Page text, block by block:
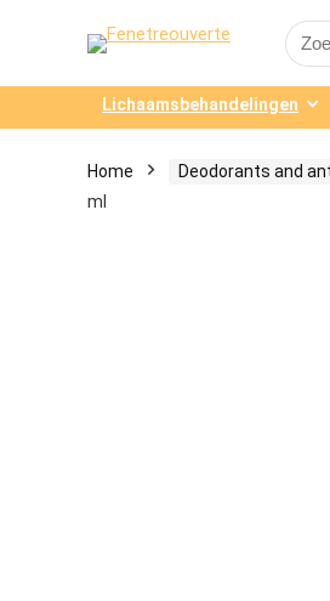
Search
for:
Lichaamsbehandelingen
Home Deodorants and
ml